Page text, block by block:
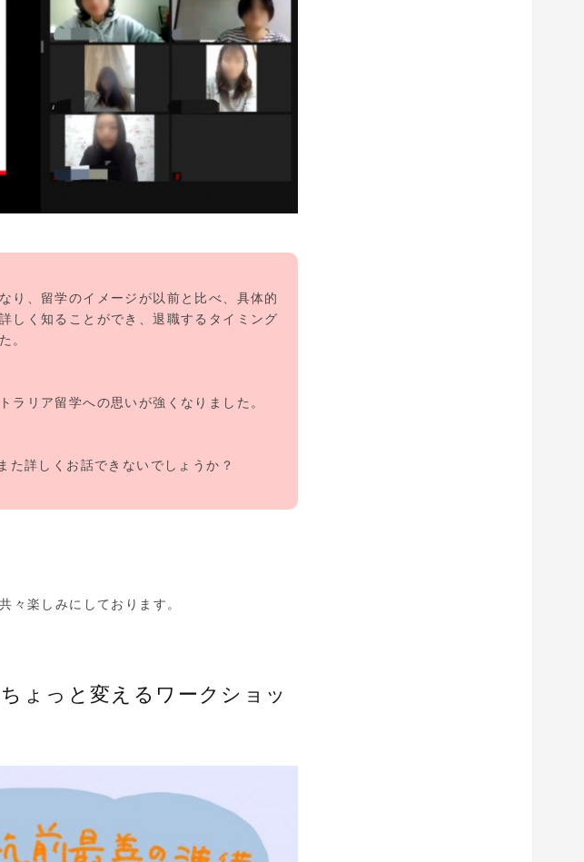
り、留学のイメージが以前と比べ、具体的
しく知ることができ、退職するタイミング
。
ラリア留学への思いが強くなりました。
た詳しくお話できないでしょうか？
々楽しみにしております。
ょっと変えるワークショッ